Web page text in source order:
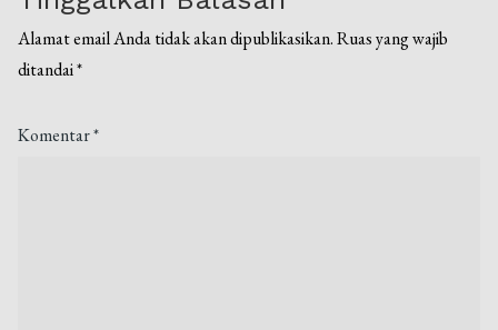
Alamat email Anda tidak akan dipublikasikan. Ruas yang wajib
ditandai*
Komentar*